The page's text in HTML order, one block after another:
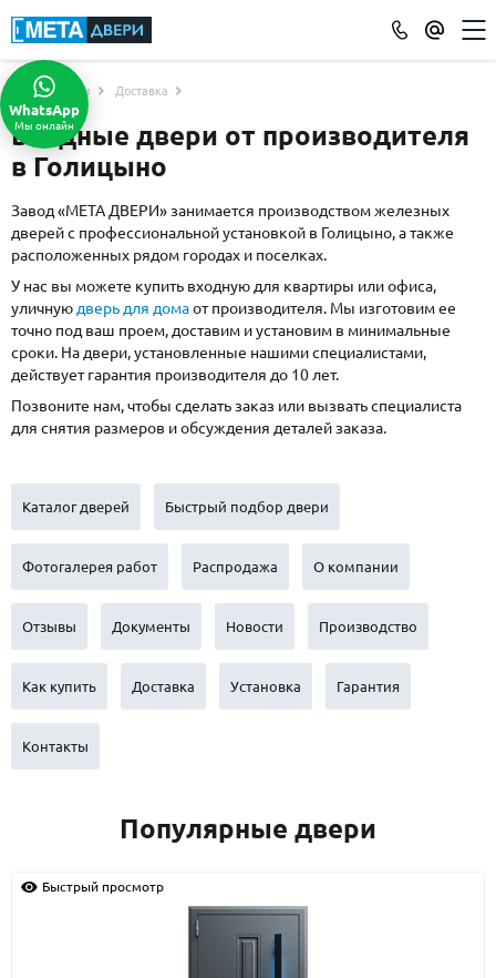
КАТАЛОГ ДВЕРЕЙ
ПО ОТДЕЛКЕ
МДФ(865)
Порошковое напыление
Ламинат (21)
Массив(52)
МДФ наборный(58)
С зеркалом(13)
С выдавленным рисунком(35)
С металлобагетом(571)
С реечным дизайном(29)
ПО ОСОБЕННОСТЯМ
ПО КОНСТРУКЦИИ
Популярные двери
Двери со скидкой
Услуги Доставка
Входные двери от производителя
в Голицыно
Завод «МЕТА ДВЕРИ» занимается производством железных
дверей с профессиональной установкой в Голицыно, а также
расположенных рядом городах и поселках.
У нас вы можете купить входную для квартиры или офиса,
уличную дверь для домаот производителя. Мы изготовим ее
точно под ваш проем, доставим и установим в минимальные
сроки. На двери, установленные нашими специалистами,
действует гарантия производителя до 10 лет.
Позвоните нам, чтобы сделать заказ или вызвать специалиста
для снятия размеров и обсуждения деталей заказа.
Каталог дверей Быстрый подбор двери
Фотогалерея работ Распродажа О компании
Отзывы Документы Новости Производство
Как купить Доставка Установка Гарантия
Контакты
Популярные двери
Быстрый просмотр
WhatsApp
Мы онлайн